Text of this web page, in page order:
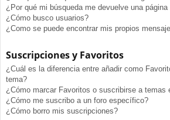
¿Por qué mi búsqueda me devuelve una página
¿Cómo busco usuarios?
¿Como se puede encontrar mis propios
Suscripciones y Favoritos
¿Cuál es la diferencia entre añadir como
tema?
¿Cómo marcar Favoritos o suscribirse a temas
¿Cómo me suscribo a un foro específico?
¿Cómo borro mis suscripciones?